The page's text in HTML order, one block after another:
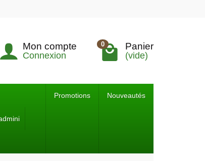
Mon compte
Connexion
0 Panier
(vide)
Promotions Nouveautés